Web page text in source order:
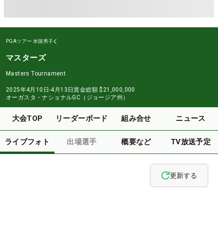
PGAツアー 米国男子
マスターズ
Masters Tournament
2025年4月10日-4月13日賞金総額 $21,000,000
オーガスタ・ナショナルGC（ジョージア州）
大会TOP リーダーボード 組み合せ ニュース
ライブフォト 出場選手 概要など TV放送予定
更新する